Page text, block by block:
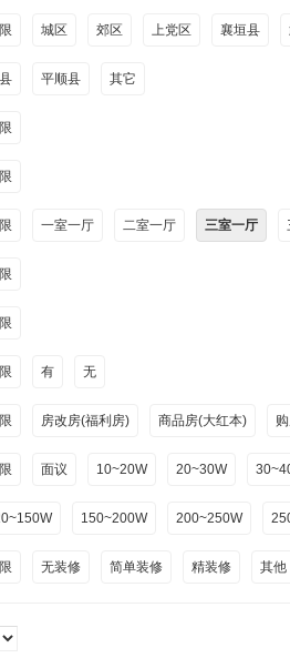
城区 郊区 上党区 襄垣县
平顺县 其它
一室一厅 二室一厅 三室一厅
有 无
房改房(福利房) 商品房(大红本)
面议 10~20W 20~30W
150~200W 200~250W
无装修 简单装修 精装修 其他